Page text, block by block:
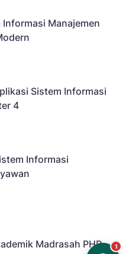
Manajemen
Sistem Informasi
4
Informasi
Madrasah PHP